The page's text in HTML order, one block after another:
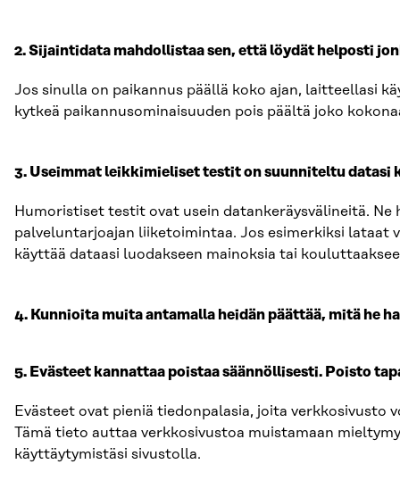
2. Sijaintidata mahdollistaa sen, että löydät helposti
Jos sinulla on paikannus päällä koko ajan, laitteellasi
kytkeä paikannusominaisuuden pois päältä joko
3. Useimmat leikkimieliset testit on suunniteltu datasi
Humoristiset testit ovat usein datankeräysvälineitä.
palveluntarjoajan liiketoimintaa. Jos esimerkiksi lataat
käyttää dataasi luodakseen mainoksia tai
4. Kunnioita muita antamalla heidän päättää, mitä he
5. Evästeet kannattaa poistaa säännöllisesti. Poisto
Evästeet ovat pieniä tiedonpalasia, joita
Tämä tieto auttaa verkkosivustoa muistamaan
käyttäytymistäsi sivustolla.